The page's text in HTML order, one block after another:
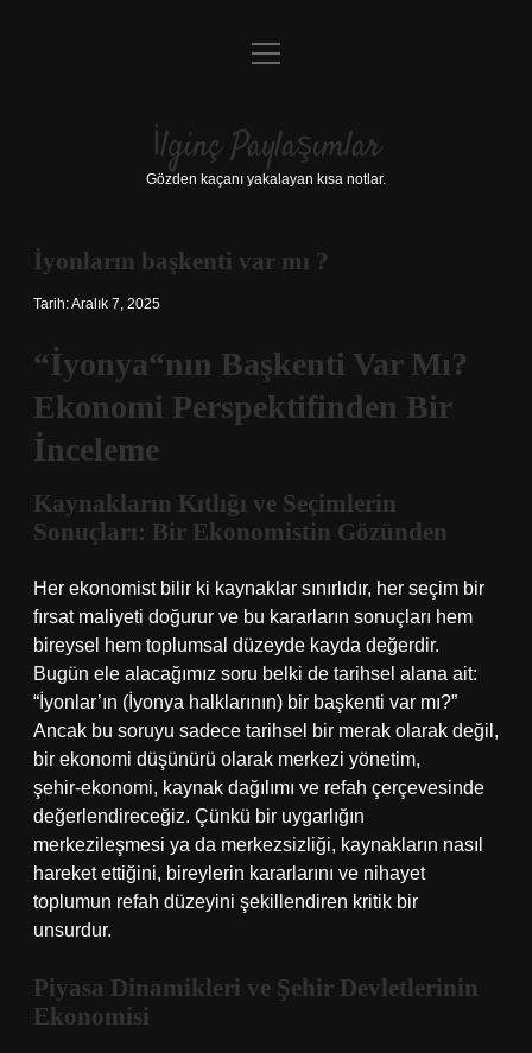
Anasayfa
Yasal Uyarı
menüyü
İlginç Paylaşımlar
Gözden kaçanı yakalayan kısa notlar.
İyonların başkenti var mı ?
Tarih: Aralık 7, 2025
“İyonya“nın Başkenti Var Mı?
Ekonomi Perspektifinden Bir
İnceleme
Kaynakların Kıtlığı ve Seçimlerin
Sonuçları: Bir Ekonomistin Gözünden
Her ekonomist bilir ki kaynaklar sınırlıdır, her seçim bir
fırsat maliyeti doğurur ve bu kararların sonuçları hem
bireysel hem toplumsal düzeyde kayda değerdir.
Bugün ele alacağımız soru belki de tarihsel alana ait:
“İyonlar’ın (İyonya halklarının) bir başkenti var mı?”
Ancak bu soruyu sadece tarihsel bir merak olarak değil,
bir ekonomi düşünürü olarak merkezi yönetim,
şehir‑ekonomi, kaynak dağılımı ve refah çerçevesinde
değerlendireceğiz. Çünkü bir uygarlığın
merkezileşmesi ya da merkezsizliği, kaynakların nasıl
hareket ettiğini, bireylerin kararlarını ve nihayet
toplumun refah düzeyini şekillendiren kritik bir
unsurdur.
Piyasa Dinamikleri ve Şehir Devletlerinin
Ekonomisi